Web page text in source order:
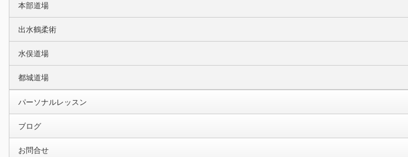
本部道場
出水鶴柔術
水俣道場
都城道場
パーソナルレッスン
ブログ
お問合せ